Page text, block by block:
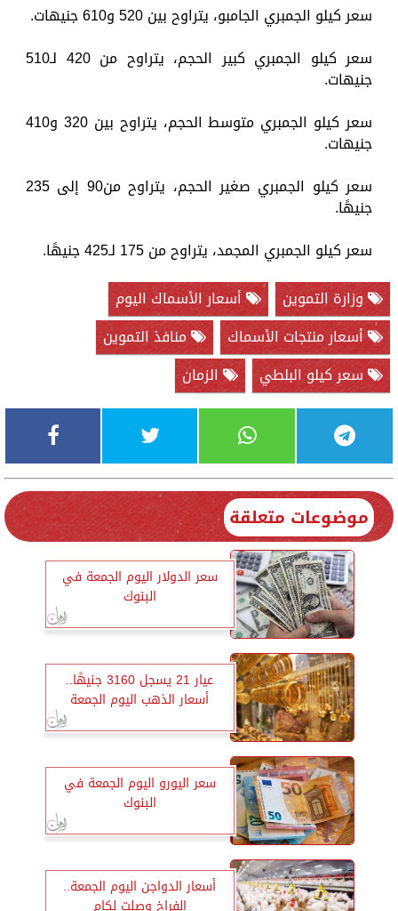
سعر كيلو الجمبري الجامبو، يتراوح بين 520 و610 جنيهات.
سعر كيلو الجمبري كبير الحجم، يتراوح من 420 لـ510
جنيهات.
سعر كيلو الجمبري متوسط الحجم، يتراوح بين 320 و410
جنيهات.
سعر كيلو الجمبري صغير الحجم، يتراوح من90 إلى 235
جنيهًا.
سعر كيلو الجمبري المجمد، يتراوح من 175 لـ425 جنيهًا.
وزارة التموين
أسعار الأسماك اليوم
أسعار منتجات الأسماك
منافذ التموين
سعر كيلو البلطي
الزمان
موضوعات متعلقة
سعر الدولار اليوم الجمعة في
البنوك
عيار 21 يسجل 3160 جنيهًا..
أسعار الذهب اليوم الجمعة
سعر اليورو اليوم الجمعة في
البنوك
أسعار الدواجن اليوم الجمعة..
الفراخ وصلت لكام